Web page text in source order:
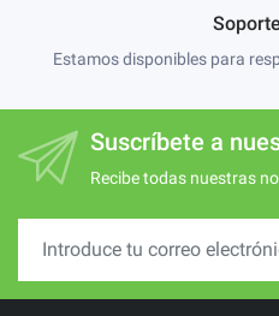
Estamos disponibles para
Suscríbete a
Recibe todas nuestras